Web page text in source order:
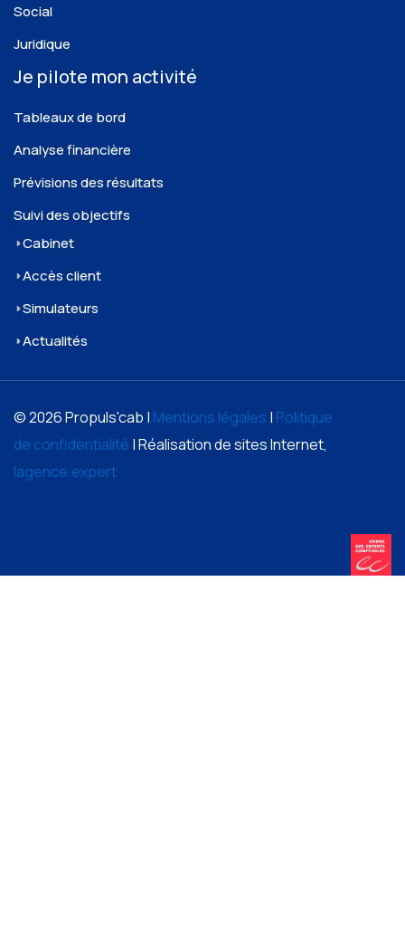
Social
Juridique
Je pilote mon activité
Tableaux de bord
Analyse financière
Prévisions des résultats
Suivi des objectifs
Cabinet
Accès client
Simulateurs
Actualités
© 2026 Propuls'cab | Mentions légales | Politique
de confidentialité | Réalisation de sites Internet,
lagence.expert